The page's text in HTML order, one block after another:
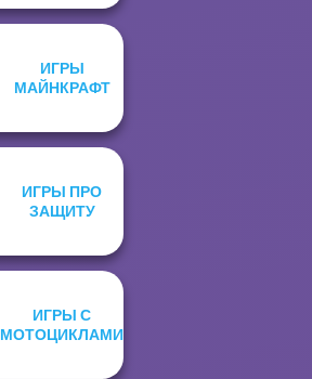
ИГРЫ
МАЙНКРАФТ
ИГРЫ ПРО
ЗАЩИТУ
ИГРЫ С
МОТОЦИКЛАМИ